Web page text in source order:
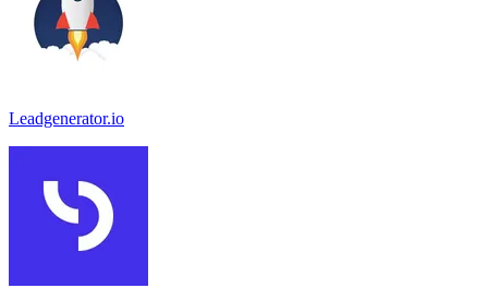
Leadgenerator.io